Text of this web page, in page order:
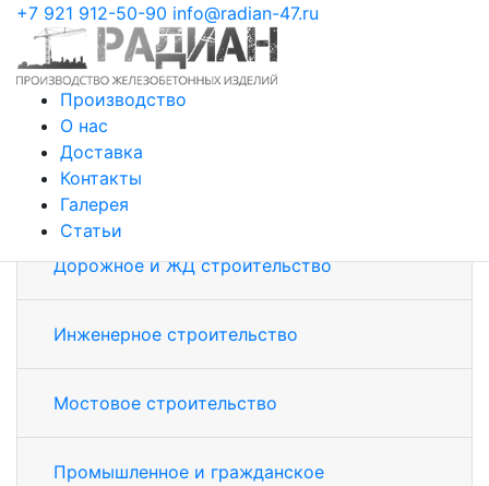
+7 921 912-50-90 info@radian-47.ru
Производство
О нас
Доставка
Контакты
Галерея
Статьи
Главная страница /Тетраподы
Тетраподы
Благоустройство дорог и территорий
Дорожное и ЖД строительство
Инженерное строительство
Мостовое строительство
Промышленное и гражданское